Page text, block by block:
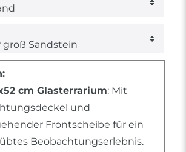
cm Glasterrarium: Mit
und
Frontscheibe für ein
Beobachtungserlebnis.